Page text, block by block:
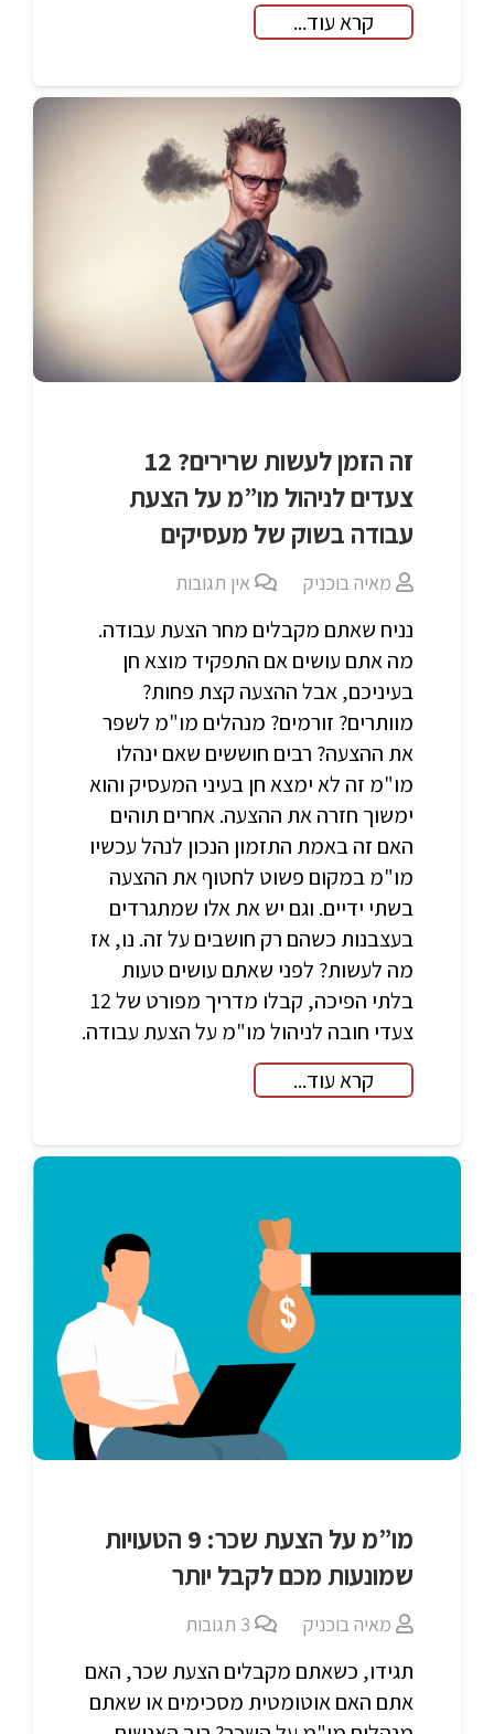
קרא עוד...
זה הזמן לעשות שרירים? 12
צעדים לניהול מו”מ על הצעת
עבודה בשוק של מעסיקים
מאיה בוכניק אין תגובות
נניח שאתם מקבלים מחר הצעת עבודה.
מה אתם עושים אם התפקיד מוצא חן
בעיניכם, אבל ההצעה קצת פחות?
מוותרים? זורמים? מנהלים מו"מ לשפר
את ההצעה? רבים חוששים שאם ינהלו
מו"מ זה לא ימצא חן בעיני המעסיק והוא
ימשוך חזרה את ההצעה. אחרים תוהים
האם זה באמת התזמון הנכון לנהל עכשיו
מו"מ במקום פשוט לחטוף את ההצעה
בשתי ידיים. וגם יש את אלו שמתגרדים
בעצבנות כשהם רק חושבים על זה. נו, אז
מה לעשות? לפני שאתם עושים טעות
בלתי הפיכה, קבלו מדריך מפורט של 12
צעדי חובה לניהול מו"מ על הצעת עבודה.
קרא עוד...
מו”מ על הצעת שכר: 9 הטעויות
שמונעות מכם לקבל יותר
מאיה בוכניק 3 תגובות
תגידו, כשאתם מקבלים הצעת שכר, האם
אתם האם אוטומטית מסכימים או שאתם